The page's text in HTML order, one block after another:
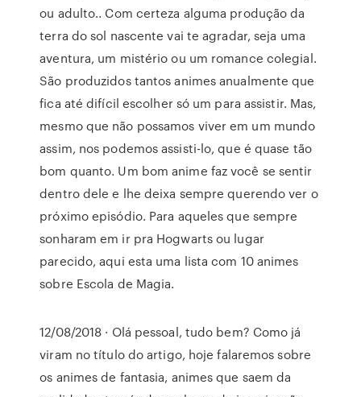
ou adulto.. Com certeza alguma produção da
terra do sol nascente vai te agradar, seja uma
aventura, um mistério ou um romance colegial.
São produzidos tantos animes anualmente que
fica até difícil escolher só um para assistir. Mas,
mesmo que não possamos viver em um mundo
assim, nos podemos assisti-lo, que é quase tão
bom quanto. Um bom anime faz você se sentir
dentro dele e lhe deixa sempre querendo ver o
próximo episódio. Para aqueles que sempre
sonharam em ir pra Hogwarts ou lugar
parecido, aqui esta uma lista com 10 animes
sobre Escola de Magia.
12/08/2018 · Olá pessoal, tudo bem? Como já
viram no título do artigo, hoje falaremos sobre
os animes de fantasia, animes que saem da